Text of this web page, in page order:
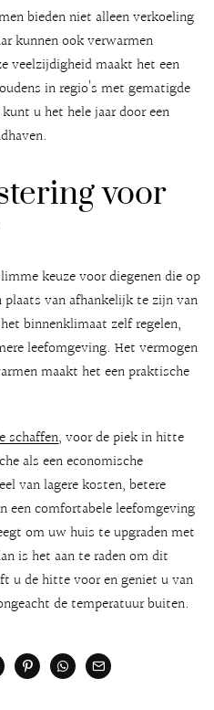
bieden niet alleen verkoeling
kunnen ook verwarmen
veelzijdigheid maakt het een
in regio’s met gematigde
u het hele jaar door een
voor
keuze voor diegenen die op
van afhankelijk te zijn van
binnenklimaat zelf regelen,
leefomgeving. Het vermogen
maakt het een praktische
schaffen, voor de piek in hitte
als een economische
van lagere kosten, betere
een comfortabele leefomgeving
om uw huis te upgraden met
is het aan te raden om dit
u de hitte voor en geniet u van
de temperatuur buiten.